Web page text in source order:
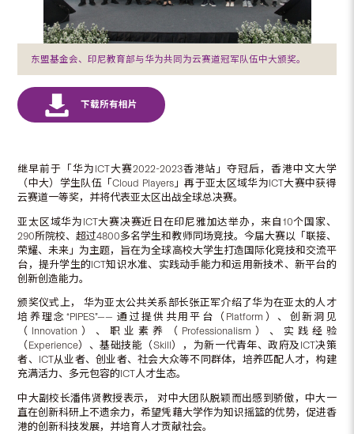
东盟基金会、印尼教育部与华为共同为云赛道冠军队伍中大颁奖。
继早前于「华为ICT大赛2022-2023香港站」夺冠后，香港中文大学
（中大）学生队伍「Cloud Players」再于亚太区域华为ICT大赛中获得
云赛道一等奖，并将代表亚太区出战全球总决赛。
亚太区域华为ICT大赛决赛近日在印尼雅加达举办，来自10个国家、
290所院校、超过4800多名学生和教师同场竞技。今届大赛以「联接、
荣耀、未来」为主题，旨在为全球高校大学生打造国际化竞技和交流平
台，提升学生的ICT知识水准、实践动手能力和运用新技术、新平台的
创新创造能力。
颁奖仪式上， 华为亚太公共关系部长张正军介绍了华为在亚太的人才
培养理念“PIPES”—— 通过提供共用平台（Platform）、创新洞见
（Innovation）、职业素养（Professionalism）、实践经验
（Experience）、基础技能（Skill），为新一代青年、政府及ICT决策
者、ICT从业者、创业者、社会大众等不同群体，培养匹配人才，构建
充满活力、多元包容的ICT人才生态。
中大副校长潘伟贤教授表示， 对中大团队脱颖而出感到骄傲，中大一
直在创新科研上不遗余力，希望凭藉大学作为知识摇篮的优势，促进香
港的创新科技发展，并培育人才贡献社会。